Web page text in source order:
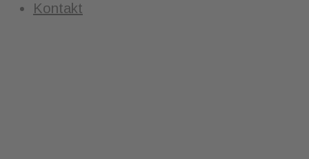
Kontakt